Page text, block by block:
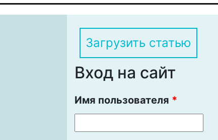
Загрузить статью
Вход на сайт
Имя пользователя *